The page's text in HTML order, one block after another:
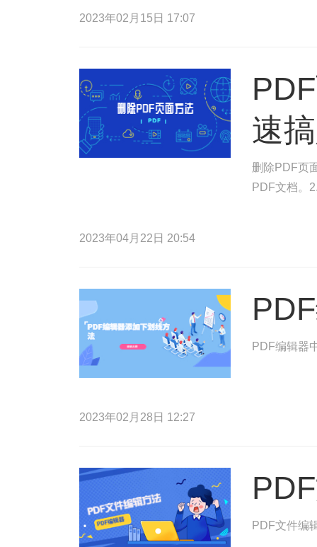
2023年02月15日 17:07
速
删除PDF页
PDF文档。
2023年04月22日 20:54
PDF编辑器
2023年02月28日 12:27
PDF文件编